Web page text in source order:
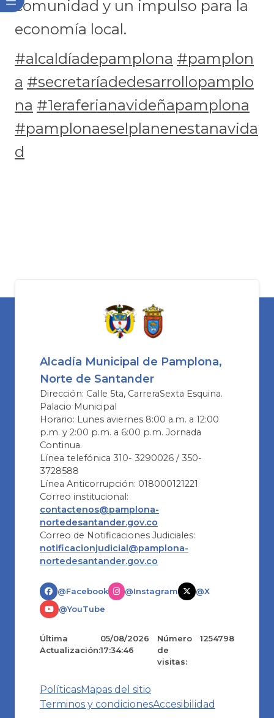
comunidad y un impulso para la
economía local.
#alcaldíadepamplona #pamplon
a #secretaríadedesarrollopamplo
na #1eraferianavideñapamplona
#pamplonaeselplanenestanavida
d
Alcadía Municipal de Pamplona,
Norte de Santander
Dirección: Calle 5ta, CarreraSexta Esquina.
Palacio Municipal
Horario: Lunes aviernes 8:00 a.m. a 12:00
p.m. y 2:00 p.m. a 6:00 p.m. Jornada
Continua.
Línea telefónica 310- 3290026 / 350-
3728588
Línea Anticorrupción: 018000121221
Correo institucional:
contactenos@pamplona-
nortedesantander.gov.co
Correo de Notificaciones Judiciales:
notificacionjudicial@pamplona-
nortedesantander.gov.co
@Facebook @Instagram
@X
@YouTube
Última
Actualización:
05/08/2026
17:34:46
Número
de
visitas:
1254798
PolíticasMapas del sitio
Terminos y condicionesAccesibilidad